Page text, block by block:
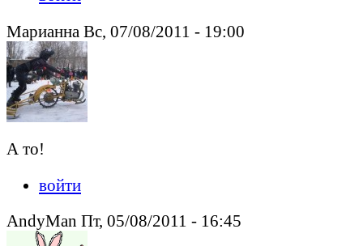
Марианна Вс, 07/08/2011 - 19:00
А то!
войти
AndyMan Пт, 05/08/2011 - 16:45